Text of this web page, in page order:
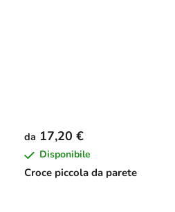
Croce piccola da parete
da 17,20 €
Disponibile